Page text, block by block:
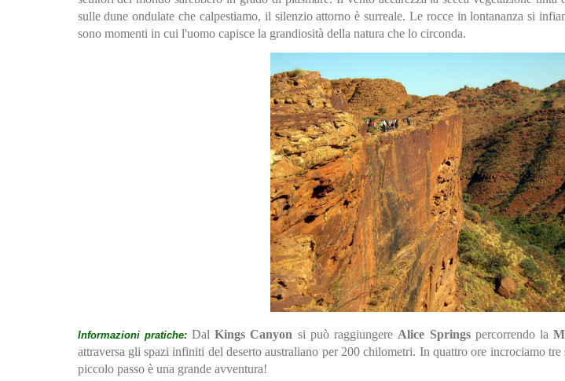
sulle dune ondulate che calpestiamo, il silenzio attorno è surreale. Le rocce in lontananza si
sono momenti in cui l'uomo capisce la grandiosità della natura che lo circonda.
Informazioni pratiche: DalKings Canyon si può raggiungere Alice Springspercorrendo la
attraversa gli spazi infiniti del deserto australiano per 200 chilometri. In quattro ore incrociamo tre
piccolo passo è una grande avventura!